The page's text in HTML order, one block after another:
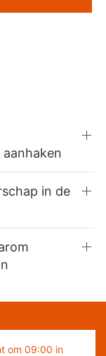
in de
om 09:00 in